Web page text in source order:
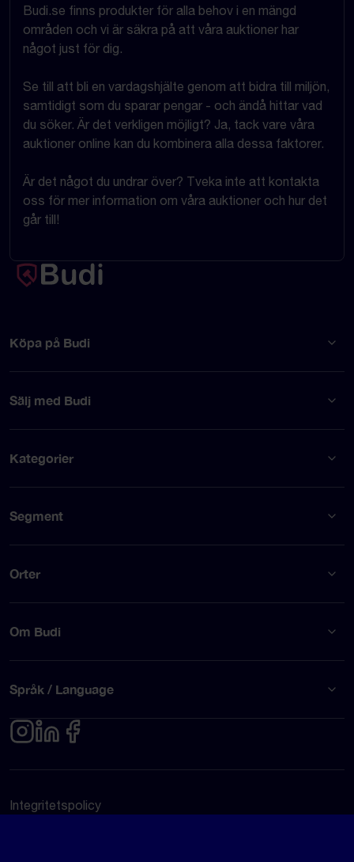
Budi.se finns produkter för alla behov i en mängd
områden och vi är säkra på att våra auktioner har
något just för dig.
Se till att bli en vardagshjälte genom att bidra till miljön,
samtidigt som du sparar pengar - och ändå hittar vad
du söker. Är det verkligen möjligt? Ja, tack vare våra
auktioner online kan du kombinera alla dessa faktorer.
Är det något du undrar över? Tveka inte att kontakta
oss för mer information om våra auktioner och hur det
går till!
Köpa på Budi
Sälj med Budi
Kategorier
Segment
Orter
Om Budi
Språk / Language
Integritetspolicy